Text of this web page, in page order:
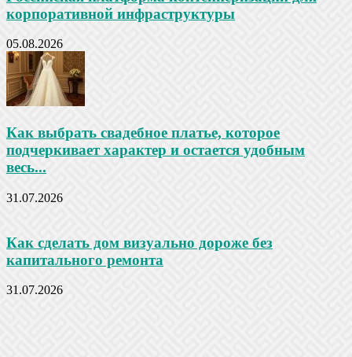
корпоративной инфраструктуры
05.08.2026
Как выбрать свадебное платье, которое
подчеркивает характер и остается удобным
весь...
31.07.2026
Как сделать дом визуально дороже без
капитального ремонта
31.07.2026